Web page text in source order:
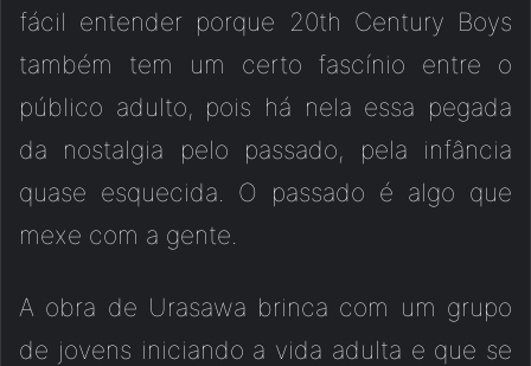
fácil entender porque 20th Century Boys
também tem um certo fascínio entre o
público adulto, pois há nela essa pegada
da nostalgia pelo passado, pela infância
quase esquecida. O passado é algo que
mexe com a gente.
A obra de Urasawa brinca com um grupo
de jovens iniciando a vida adulta e que se